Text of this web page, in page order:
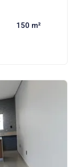
150 m²